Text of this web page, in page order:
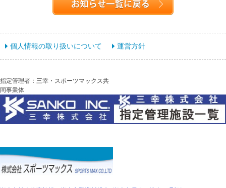
個人情報の取り扱いについて 運営方針
指定管理者：三幸・スポーツマックス共
同事業体